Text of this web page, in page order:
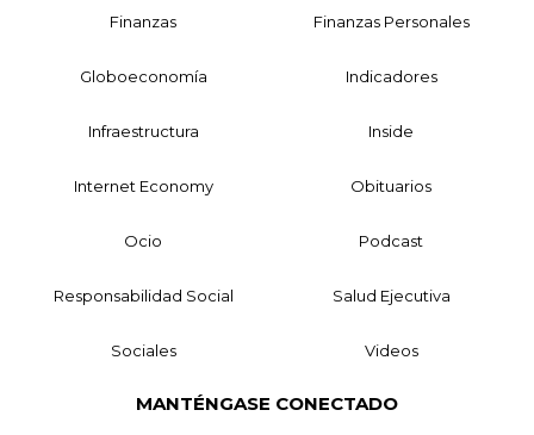
Finanzas Finanzas Personales
Globoeconomía Indicadores
Infraestructura Inside
Internet Economy Obituarios
Ocio Podcast
Responsabilidad Social Salud Ejecutiva
Sociales Videos
MANTÉNGASE CONECTADO